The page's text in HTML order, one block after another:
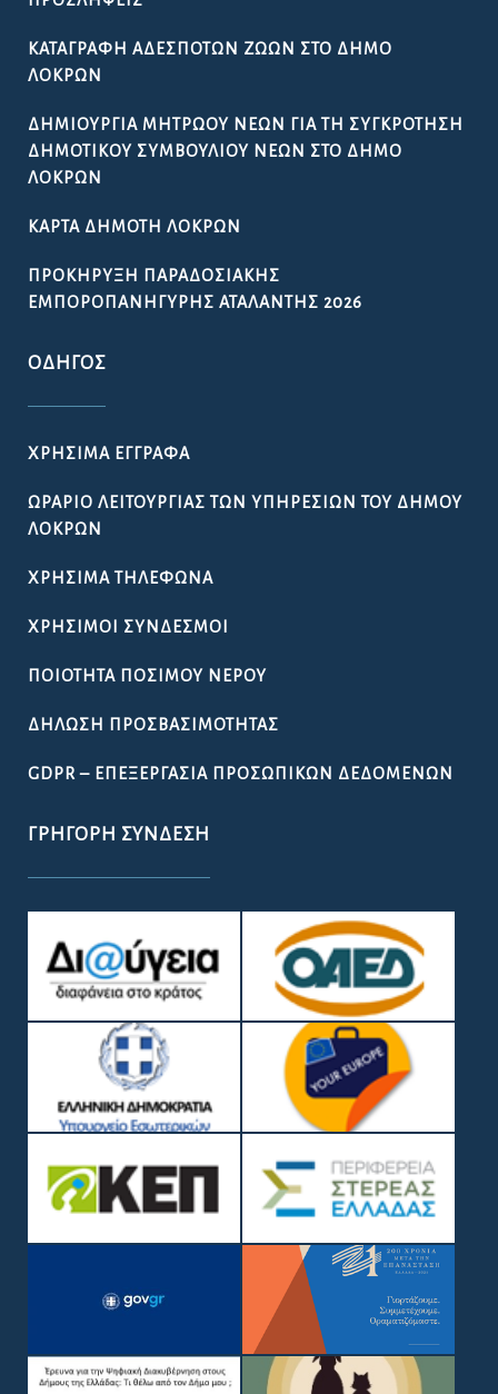
ΚΑΤΑΓΡΑΦΉ ΑΔΈΣΠΟΤΩΝ ΖΏΩΝ ΣΤΟ ΔΉΜΟ
ΛΟΚΡΏΝ
ΔΗΜΙΟΥΡΓΊΑ ΜΗΤΡΏΟΥ ΝΈΩΝ ΓΙΑ ΤΗ ΣΥΓΚΡΌΤΗΣΗ
ΔΗΜΟΤΙΚΟΎ ΣΥΜΒΟΥΛΊΟΥ ΝΈΩΝ ΣΤΟ ΔΉΜΟ
ΛΟΚΡΏΝ
ΚΆΡΤΑ ΔΗΜΌΤΗ ΛΟΚΡΏΝ
ΠΡΟΚΉΡΥΞΗ ΠΑΡΑΔΟΣΙΑΚΉΣ
ΕΜΠΟΡΟΠΑΝΉΓΥΡΗΣ ΑΤΑΛΆΝΤΗΣ 2026
ΟΔΗΓΌΣ
ΧΡΉΣΙΜΑ ΈΓΓΡΑΦΑ
ΩΡΆΡΙΟ ΛΕΙΤΟΥΡΓΊΑΣ ΤΩΝ ΥΠΗΡΕΣΙΏΝ ΤΟΥ ΔΉΜΟΥ
ΛΟΚΡΏΝ
ΧΡΉΣΙΜΑ ΤΗΛΈΦΩΝΑ
ΧΡΉΣΙΜΟΙ ΣΎΝΔΕΣΜΟΙ
ΠΟΙΌΤΗΤΑ ΠΌΣΙΜΟΥ ΝΕΡΟΎ
ΔΉΛΩΣΗ ΠΡΟΣΒΑΣΙΜΌΤΗΤΑΣ
GDPR – ΕΠΕΞΕΡΓΑΣΙΑ ΠΡΟΣΩΠΙΚΩΝ ΔΕΔΟΜΕΝΩΝ
ΓΡΉΓΟΡΗ ΣΎΝΔΕΣΗ